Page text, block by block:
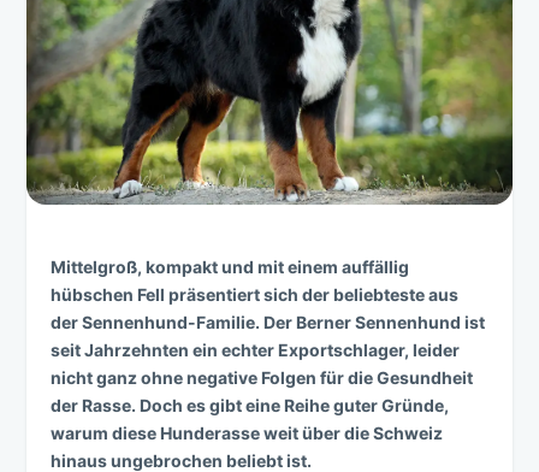
Mittelgroß, kompakt und mit einem auffällig
hübschen Fell präsentiert sich der beliebteste aus
der Sennenhund-Familie. Der Berner Sennenhund ist
seit Jahrzehnten ein echter Exportschlager, leider
nicht ganz ohne negative Folgen für die Gesundheit
der Rasse. Doch es gibt eine Reihe guter Gründe,
warum diese Hunderasse weit über die Schweiz
hinaus ungebrochen beliebt ist.